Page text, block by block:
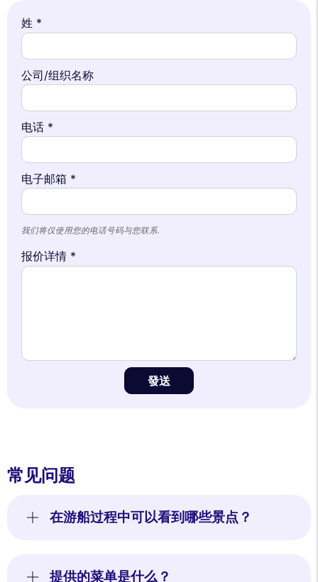
姓 *
公司/组织名称
电话 *
电子邮箱 *
我们将仅使用您的电话号码与您联系.
报价详情 *
發送
常见问题
在游船过程中可以看到哪些景点？
提供的菜单是什么？